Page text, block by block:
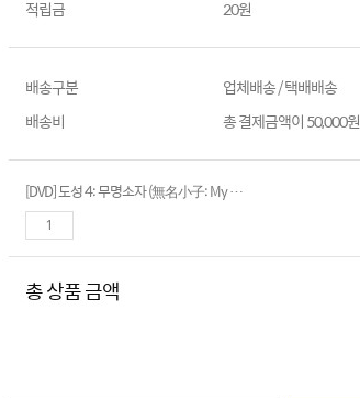
적립금
20원
배송구분
업체배송 / 택배배송
배송비
총 결제금액이 50,000
[DVD] 도성 4: 무명소자 (無名小子: My Name Is Nobody)- 장가휘, 서기, 왕정
총 상품 금액